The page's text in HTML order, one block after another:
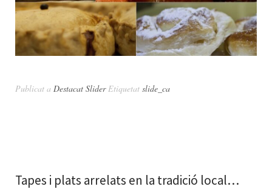
Publicat a Destacat Slider Etiquetat slide_ca
Tapes i plats arrelats en la tradició local…